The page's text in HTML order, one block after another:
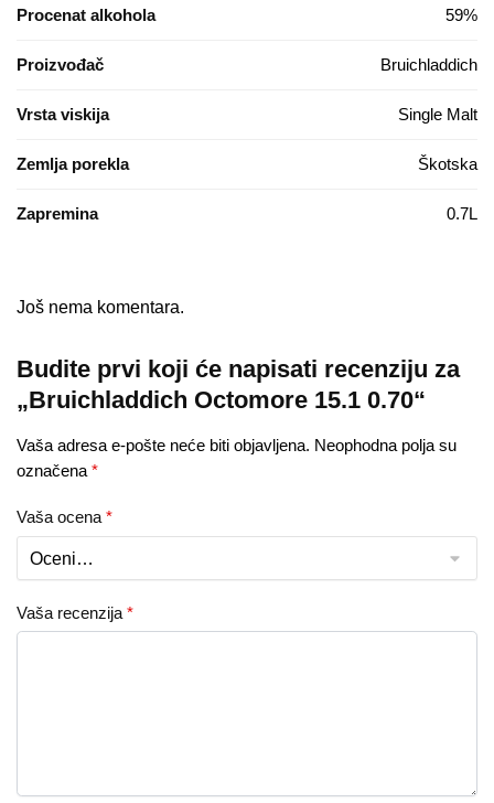
Procenat alkohola 59%
Proizvođač Bruichladdich
Vrsta viskija Single Malt
Zemlja porekla Škotska
Zapremina 0.7L
Još nema komentara.
Budite prvi koji će napisati recenziju za
„Bruichladdich Octomore 15.1 0.70“
Vaša adresa e-pošte neće biti objavljena. Neophodna polja su
označena *
Vaša ocena *
Vaša recenzija *